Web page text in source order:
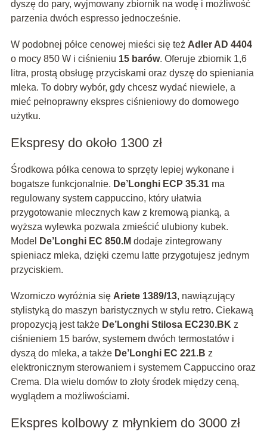
dyszę do pary, wyjmowany zbiornik na wodę i możliwość
parzenia dwóch espresso jednocześnie.
W podobnej półce cenowej mieści się też Adler AD 4404
o mocy 850 W i ciśnieniu 15 barów. Oferuje zbiornik 1,6
litra, prostą obsługę przyciskami oraz dyszę do spieniania
mleka. To dobry wybór, gdy chcesz wydać niewiele, a
mieć pełnoprawny ekspres ciśnieniowy do domowego
użytku.
Ekspresy do około 1300 zł
Środkowa półka cenowa to sprzęty lepiej wykonane i
bogatsze funkcjonalnie. De’Longhi ECP 35.31ma
regulowany system cappuccino, który ułatwia
przygotowanie mlecznych kaw z kremową pianką, a
wyższa wylewka pozwala zmieścić ulubiony kubek.
Model
De’Longhi EC 850.M dodaje zintegrowany
spieniacz mleka, dzięki czemu latte przygotujesz jednym
przyciskiem.
Wzorniczo wyróżnia się Ariete 1389/13, nawiązujący
stylistyką do maszyn baristycznych w stylu retro. Ciekawą
propozycją jest także De’Longhi Stilosa EC230.BK z
ciśnieniem 15 barów, systemem dwóch termostatów i
dyszą do mleka, a także De’Longhi EC 221.B z
elektronicznym sterowaniem i systemem Cappuccino oraz
Crema. Dla wielu domów to złoty środek między ceną,
wyglądem a możliwościami.
Ekspres kolbowy z młynkiem do 3000 zł